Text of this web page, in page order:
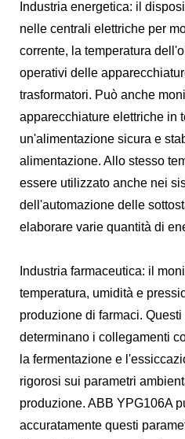
Industria energetica: il
nelle centrali elettriche per
corrente, la temperatura
operativi delle
trasformatori. Può anche
apparecchiature elettriche in
un'alimentazione sicura e
alimentazione. Allo stesso
essere utilizzato anche nei
dell'automazione delle
elaborare varie quantità di
Industria farmaceutica: il
temperatura, umidità e
produzione di farmaci.
determinano i collegamenti
la fermentazione e
rigorosi sui parametri
produzione. ABB YPG106A
accuratamente questi